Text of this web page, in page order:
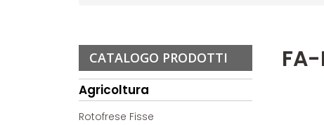
FA-
CATALOGO PRODOTTI
Agricoltura
Rotofrese Fisse